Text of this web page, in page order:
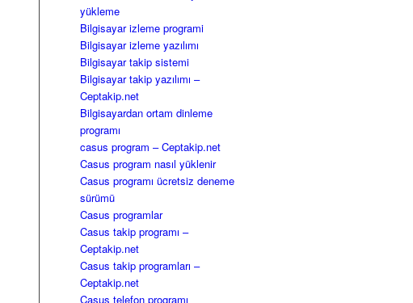
yükleme
Bilgisayar izleme programi
Bilgisayar izleme yazılımı
Bilgisayar takip sistemi
Bilgisayar takip yazılımı –
Ceptakip.net
Bilgisayardan ortam dinleme
programı
casus program – Ceptakip.net
Casus program nasıl yüklenir
Casus programı ücretsiz deneme
sürümü
Casus programlar
Casus takip programı –
Ceptakip.net
Casus takip programları –
Ceptakip.net
Casus telefon programı